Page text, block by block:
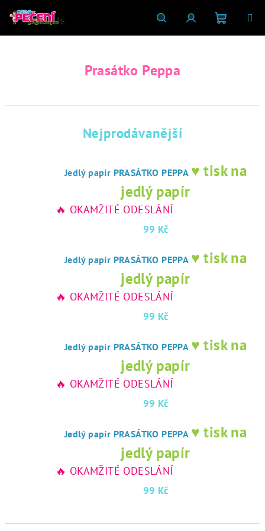
HledatPřihlášeníNákupní
Prasátko Peppa
Nejprodávanější
Jedlý papír PRASÁTKO PEPPA ♥ tisk na
jedlý papír
🔥 OKAMŽITÉ ODESLÁNÍ
99 Kč
Jedlý papír PRASÁTKO PEPPA ♥ tisk na
jedlý papír
🔥 OKAMŽITÉ ODESLÁNÍ
99 Kč
Jedlý papír PRASÁTKO PEPPA ♥ tisk na
jedlý papír
🔥 OKAMŽITÉ ODESLÁNÍ
99 Kč
Jedlý papír PRASÁTKO PEPPA ♥ tisk na
jedlý papír
🔥 OKAMŽITÉ ODESLÁNÍ
99 Kč